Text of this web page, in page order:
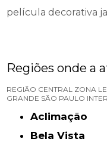
película decorativa
Regiões onde a
REGIÃO CENTRAL ZONA
GRANDE SÃO PAULO
Aclimação
Bela Vista